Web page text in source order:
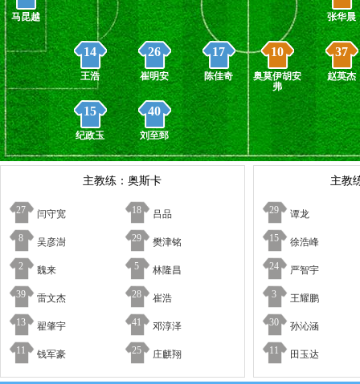
张华晨
37
赵英杰
10
奥莫伊胡安
弗
马昆越
15
纪政玉
14
王浩
40
刘至郅
26
崔明安
17
陈佳奇
主教练：奥斯卡
27 闫守宽 18 吕品
8 吴彦澍 29 樊津铭
2 魏来 5 林隆昌
39 雷文杰 28 崔浩
13 翟肇宇 41 邓淳泽
11 钱军豪 25 庄麒翔
主教
29 谭龙
15 徐浩峰
24 严智宇
3 王耀鹏
30 孙沁涵
11 田玉达